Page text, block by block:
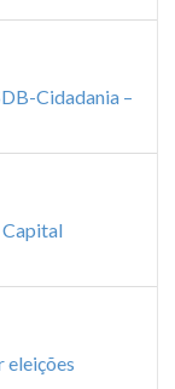
Cidadania –
Capital
eleições